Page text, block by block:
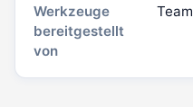
Werkzeuge
bereitgestellt
von
Team